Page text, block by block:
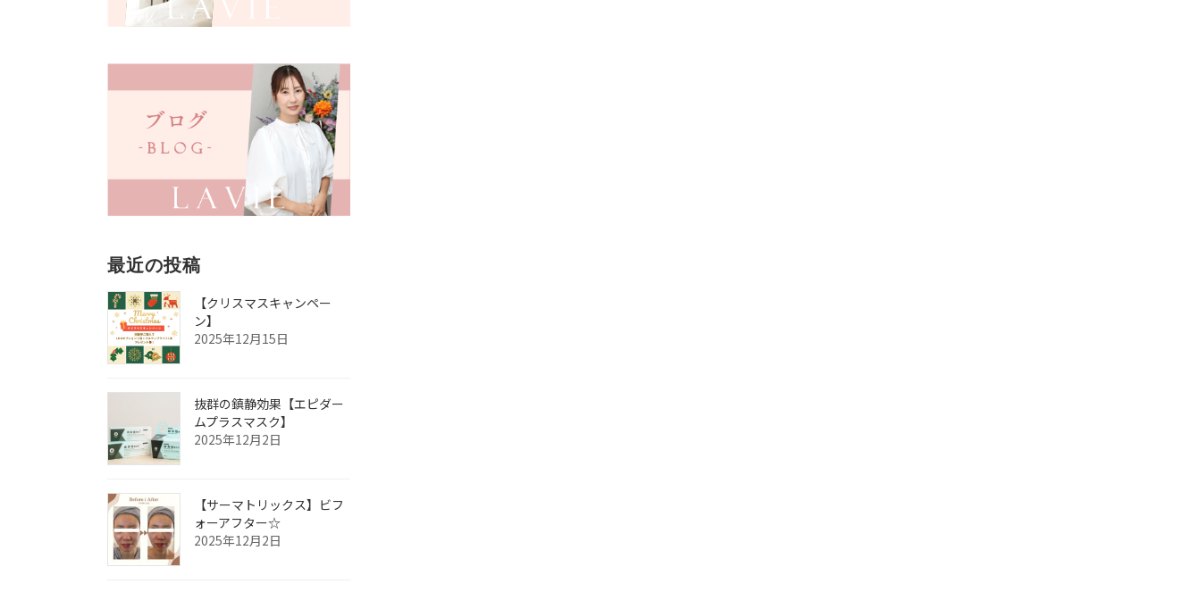
最近の投稿
【クリスマスキャンペー
ン】
2025年12月15日
抜群の鎮静効果【エピダー
ムプラスマスク】
2025年12月2日
【サーマトリックス】ビフ
ォーアフター☆
2025年12月2日